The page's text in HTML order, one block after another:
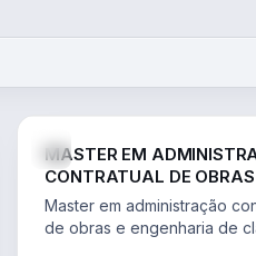
MASTER EM
CONTRATUAL DE OBRAS
ENGENHARIA DE CLAIMS
Master em administração
de obras e engenharia de